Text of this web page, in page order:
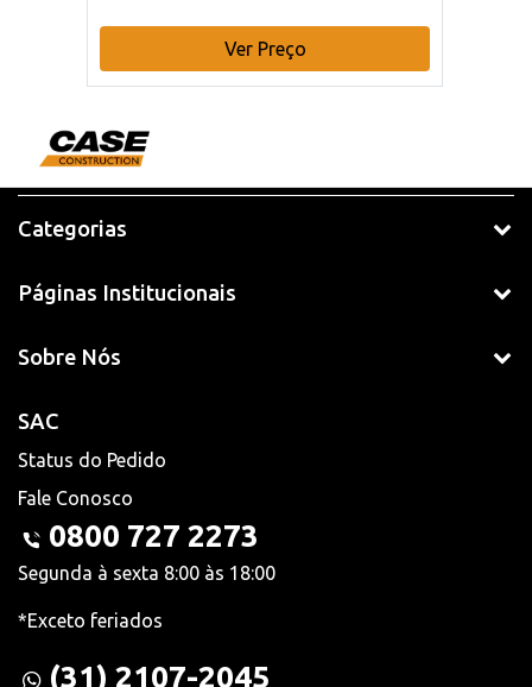
Ver Preço
Categorias
Páginas Institucionais
Sobre Nós
SAC
Status do Pedido
Fale Conosco
0800 727 2273
Segunda à sexta 8:00 às 18:00
*Exceto feriados
(31) 2107-2045